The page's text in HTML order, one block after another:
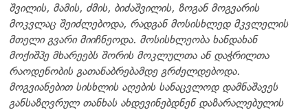
შვილის, მამის, ძმის, ბიძაშვილის, ზოგან მოგვარის
მოკვლაც შეიძლებოდა, რადგან მოსისხლედ მკვლელის
მთელი გვარი მიიჩნეოდა. მოსისხლეობა ხანდახან
მოქიშპე მხარეებს შორის მოკლულთა ან დაჭრილთა
რაოდენობის გათანაბრებამდე გრძელდებოდა.
მოგვიანებით სისხლის აღების სანაცვლოდ დამნაშავეს
განსაზღვრულ თანხას ახდევინებდნენ დაზარალებულის